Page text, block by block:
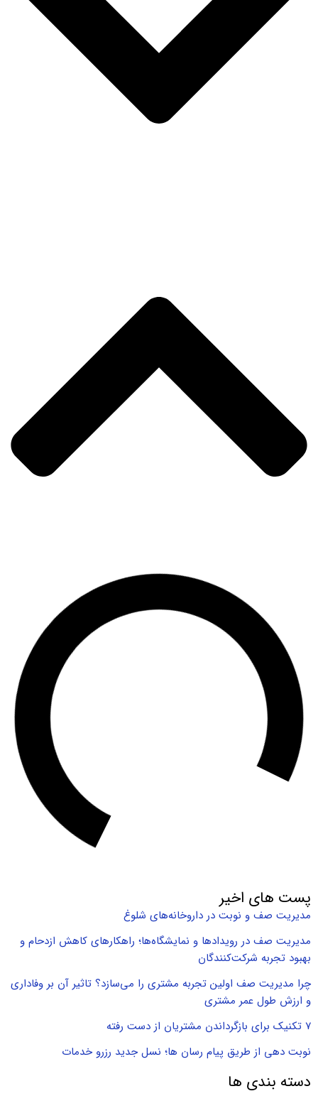
پست های اخیر
مدیریت صف و نوبت در داروخانه‌های شلوغ
مدیریت صف در رویدادها و نمایشگاه‌ها؛ راهکارهای کاهش ازدحام و
بهبود تجربه شرکت‌کنندگان
چرا مدیریت صف اولین تجربه مشتری را می‌سازد؟ تاثیر آن بر وفاداری
و ارزش طول عمر مشتری
۷ تکنیک برای بازگرداندن مشتریان از دست رفته
نوبت دهی از طریق پیام رسان ها؛ نسل جدید رزرو خدمات
دسته بندی ها